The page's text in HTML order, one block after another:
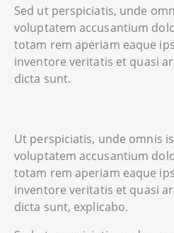
Sed ut perspiciatis, unde
voluptatem accusantium
totam rem aperiam eaque
inventore veritatis et quasi
dicta sunt.
Ut perspiciatis, unde omnis
voluptatem accusantium
totam rem aperiam eaque
inventore veritatis et quasi
dicta sunt, explicabo.